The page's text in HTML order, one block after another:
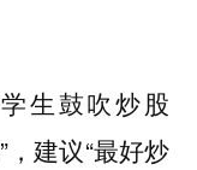
生鼓吹炒股
建议“最好炒